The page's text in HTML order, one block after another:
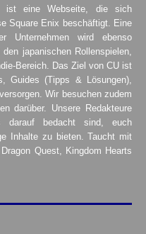
ist eine Webseite, die sich
Square Enix beschäftigt. Eine
Unternehmen wird ebenso
japanischen Rollenspielen,
Bereich. Das Ziel von CU ist
Guides (Tipps & Lösungen),
Wir besuchen zudem
darüber. Unsere Redakteure
darauf bedacht sind, euch
Inhalte zu bieten. Taucht mit
Quest, Kingdom Hearts